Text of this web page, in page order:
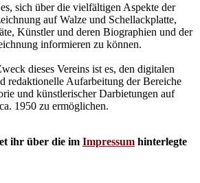
sich über die vielfältigen Aspekte der
auf Walze und Schellackplatte,
Künstler und deren Biographien und der
informieren zu können.
dieses Vereins ist es, den digitalen
redaktionelle Aufarbeitung der Bereiche
und künstlerischer Darbietungen auf
1950 zu ermöglichen.
ihr über die im Impressum hinterlegte